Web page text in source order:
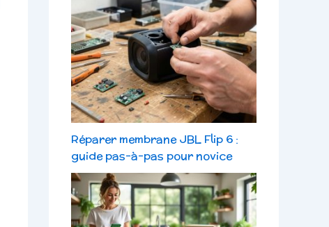
Réparer membrane JBL Flip 6 :
guide pas-à-pas pour novice